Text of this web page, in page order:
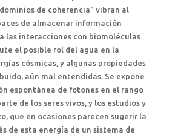
de coherencia” vibran al
de almacenar información
las interacciones con biomoléculas
el posible rol del agua en la
cósmicas, y algunas propiedades
aún mal entendidas. Se expone
espontánea de fotones en el rango
de los seres vivos, y los estudios y
que en ocasiones parecen sugerir la
de esta energía de un sistema de